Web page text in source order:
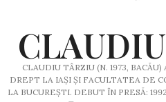
CLAUDIU TÂRZIU (N. 1973,
DREPT LA IAȘI ȘI FACULTATEA DE
LA BUCU­REȘTI. DEBUT ÎN PRESĂ: